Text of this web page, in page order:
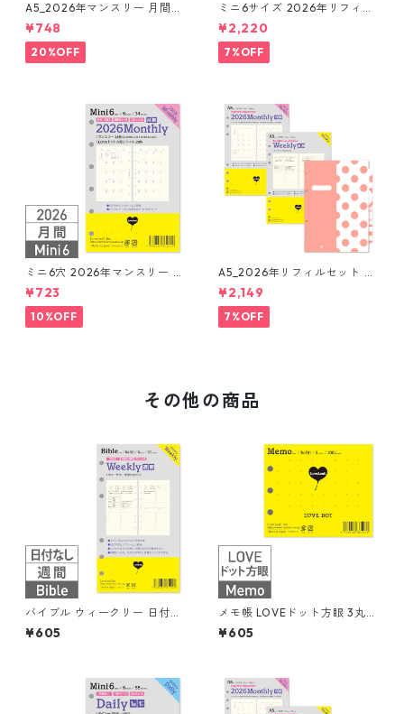
A5_2026年マンスリー 月間ブ
ロック + LOVEドット罫 シス
テム手帳リフィル
¥748
20%OFF
ミニ6サイズ 2026年リフィル
セット システム手帳 ★送料無
料★
¥2,220
7%OFF
ミニ6穴 2026年マンスリー 月
間ブロック+LOVEドット罫 シ
ステム手帳リフィル
¥723
10%OFF
A5_2026年リフィルセット シ
ステム手帳 ★送料無料★
¥2,149
7%OFF
その他の商品
バイブル ウィークリー 日付な
し 見開き1週間ブロック式 習
慣トラッカー システム手帳リ
¥605
メモ帳 LOVEドット方眼 3丸穴
100枚 システム手帳リフィル
¥605